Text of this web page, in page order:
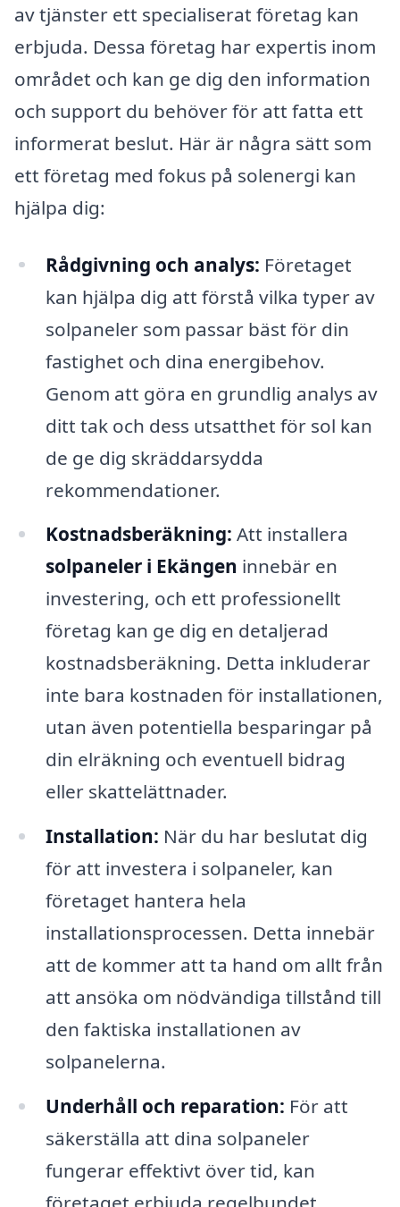
av tjänster ett specialiserat företag kan
erbjuda. Dessa företag har expertis inom
området och kan ge dig den information
och support du behöver för att fatta ett
informerat beslut. Här är några sätt som
ett företag med fokus på solenergi kan
hjälpa dig:
Rådgivning och analys: Företaget
kan hjälpa dig att förstå vilka typer av
solpaneler som passar bäst för din
fastighet och dina energibehov.
Genom att göra en grundlig analys av
ditt tak och dess utsatthet för sol kan
de ge dig skräddarsydda
rekommendationer.
Kostnadsberäkning: Att installera
solpaneler i Ekängen innebär en
investering, och ett professionellt
företag kan ge dig en detaljerad
kostnadsberäkning. Detta inkluderar
inte bara kostnaden för installationen,
utan även potentiella besparingar på
din elräkning och eventuell bidrag
eller skattelättnader.
Installation: När du har beslutat dig
för att investera i solpaneler, kan
företaget hantera hela
installationsprocessen. Detta innebär
att de kommer att ta hand om allt från
att ansöka om nödvändiga tillstånd till
den faktiska installationen av
solpanelerna.
Underhåll och reparation: För att
säkerställa att dina solpaneler
fungerar effektivt över tid, kan